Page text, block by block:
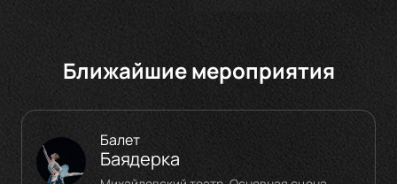
Ближайшие мероприятия
Балет
Баядерка